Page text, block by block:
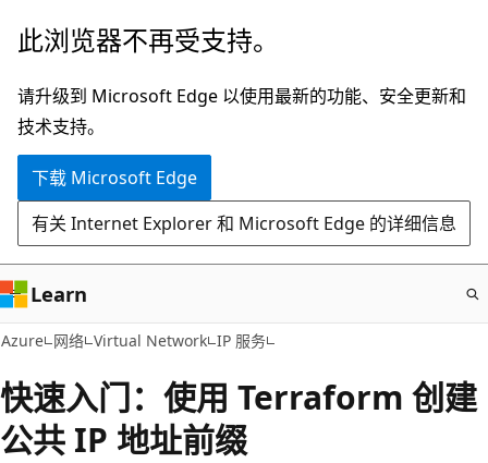
跳
主
要
内
此浏览器不再受支持。
请升级到 Microsoft Edge 以使用最新的功能、安全更新和
技术支持。
下载 Microsoft Edge
有关 Internet Explorer 和 Microsoft Edge 的详细信息
Learn
Azure 网络 Virtual Network IP 服务
快速入门：使用 Terraform 创建
公共 IP 地址前缀